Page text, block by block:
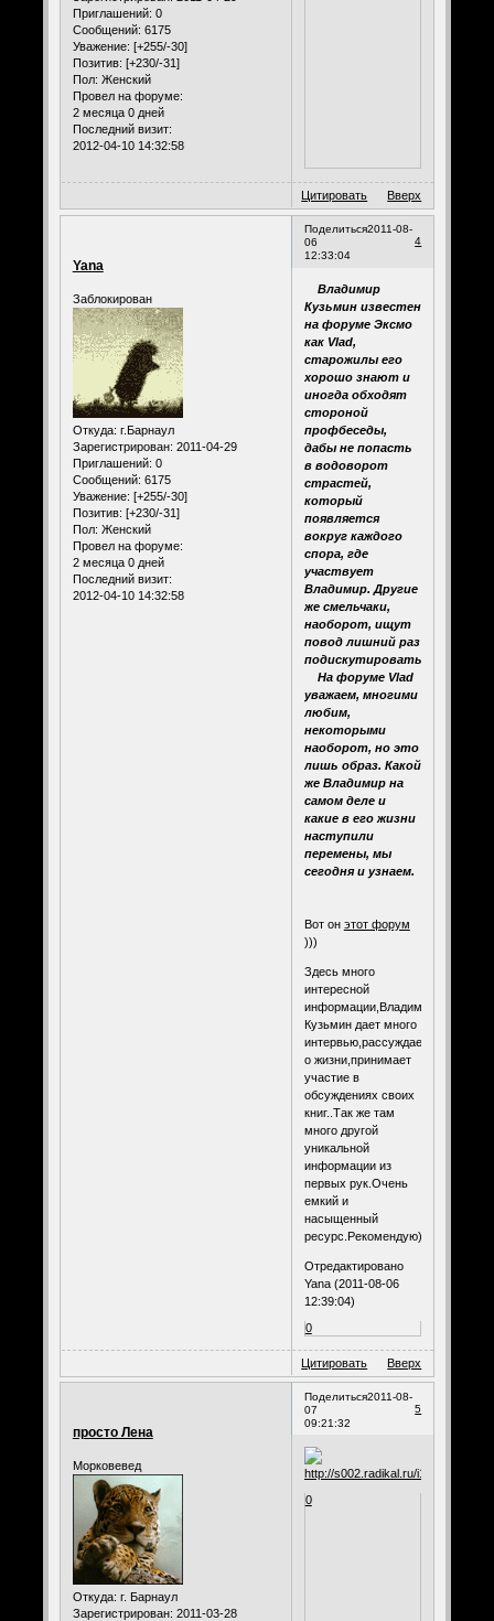
Приглашений: 0
Сообщений: 6175
Уважение: [+255/-30]
Позитив: [+230/-31]
Пол: Женский
Провел на форуме:
2 месяца 0 дней
Последний визит:
2012-04-10 14:32:58
Цитировать Вверх
Поделиться
4
2011-08-
06
12:33:04
Yana
Заблокирован
Откуда: г.Барнаул
Зарегистрирован: 2011-04-29
Приглашений: 0
Сообщений: 6175
Уважение: [+255/-30]
Позитив: [+230/-31]
Пол: Женский
Провел на форуме:
2 месяца 0 дней
Последний визит:
2012-04-10 14:32:58
Владимир
Кузьмин известен
на форуме Эксмо
как Vlad,
старожилы его
хорошо знают и
иногда обходят
стороной
профбеседы,
дабы не попасть
в водоворот
страстей,
который
появляется
вокруг каждого
спора, где
участвует
Владимир. Другие
же смельчаки,
наоборот, ищут
повод лишний раз
подискутировать.
На форуме Vlad
уважаем, многими
любим,
некоторыми
наоборот, но это
лишь образ. Какой
же Владимир на
самом деле и
какие в его жизни
наступили
перемены, мы
сегодня и узнаем.
Вот он этот форум
)))
Здесь много
интересной
информации,Владимир
Кузьмин дает много
интервью,рассуждает
о жизни,принимает
участие в
обсуждениях своих
книг..Так же там
много другой
уникальной
информации из
первых рук.Очень
емкий и
насыщенный
ресурс.Рекомендую)))
Отредактировано
Yana (2011-08-06
12:39:04)
0
Цитировать Вверх
Поделиться
5
2011-08-
07
09:21:32
просто Лена
Морковевед
Откуда: г. Барнаул
Зарегистрирован: 2011-03-28
0